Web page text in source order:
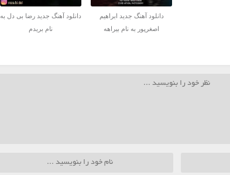
دانلود آهنگ جدید ابراهیم
اصغرپور به نام بیراهه
دانلود آهنگ جدید رضا بی دل به
نام بریدم